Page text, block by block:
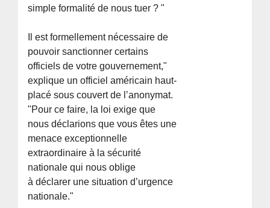
simple formalité de nous tuer ? "
Il est formellement nécessaire de
pouvoir sanctionner certains
officiels de votre gouvernement,"
explique un officiel américain haut-
placé sous couvert de l’anonymat.
"Pour ce faire, la loi exige que
nous déclarions que vous êtes une
menace exceptionnelle
extraordinaire à la sécurité
nationale qui nous oblige
à déclarer une situation d’urgence
nationale."